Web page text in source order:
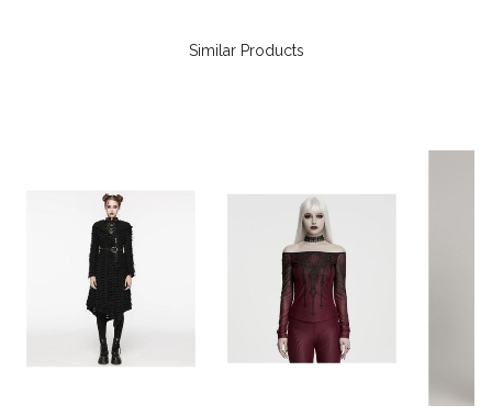
Similar Products